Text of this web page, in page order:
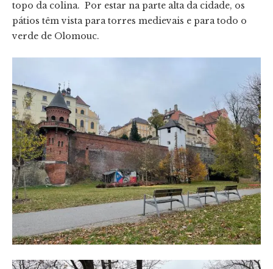
topo da colina. Por estar na parte alta da cidade, os
pátios têm vista para torres medievais e para todo o
verde de Olomouc.